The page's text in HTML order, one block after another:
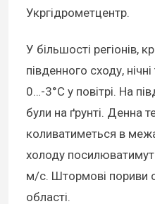
Укргідрометцентр.
У більшості регіонів,
південного сходу,
0…-3°С у повітрі. На
були на ґрунті. Денна
коливатиметься в
холоду
м/с. Штормові пориви
області.